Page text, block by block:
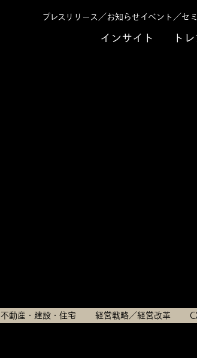
インサイト ト
プレスリリース／お知らせイベント／セ
不動産・建設・住宅 経営戦略／経営改革